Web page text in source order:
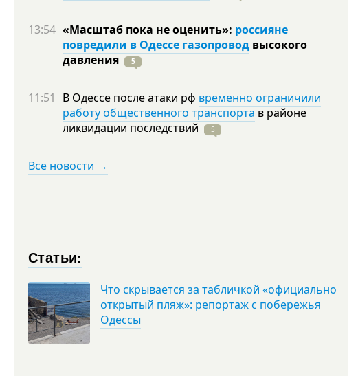
13:54 «Масштаб пока не оценить»: россияне
повредили в Одессе газопровод высокого
давления
5
11:51 В Одессе после атаки рф временно ограничили
работу общественного транспорта в районе
ликвидации последствий 5
Все новости →
Статьи:
Что скрывается за табличкой «официально
открытый пляж»: репортаж с побережья
Одессы